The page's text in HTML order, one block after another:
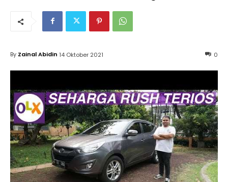
0
By Zainal Abidin 14 Oktober 2021